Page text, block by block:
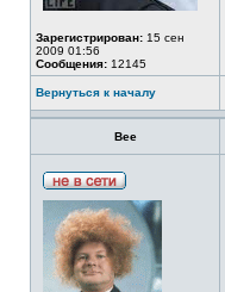
Зарегистрирован: 15 сен
2009 01:56
Сообщения: 12145
Вернуться к началу
Bee